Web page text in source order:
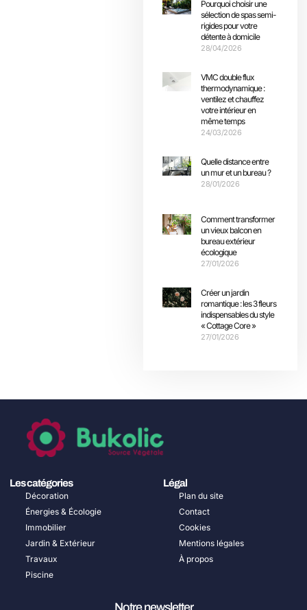
Pourquoi choisir une
sélection de spas semi-
rigides pour votre
détente à domicile
28/04/2026
VMC double flux
thermodynamique :
ventilez et chauffez
votre intérieur en
même temps
24/03/2026
Quelle distance entre
un mur et un bureau ?
28/01/2026
Comment transformer
un vieux balcon en
bureau extérieur
écologique
27/01/2026
Créer un jardin
romantique : les 3 fleurs
indispensables du style
« Cottage Core »
27/01/2026
Les catégories
Décoration
Énergies & Écologie
Immobilier
Jardin & Extérieur
Travaux
Piscine
Légal
Plan du site
Contact
Cookies
Mentions légales
À propos